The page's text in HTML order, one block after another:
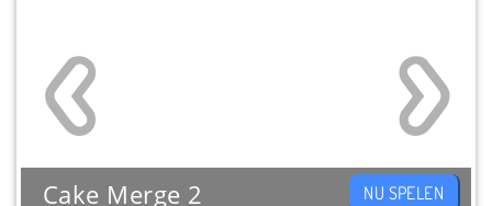
Cake Merge 2 NU SPELEN